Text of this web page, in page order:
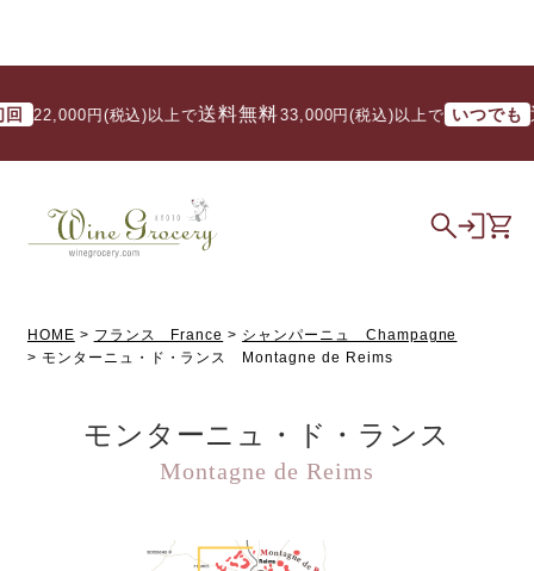
円(税込)以上で送料無料/ 33,000円(税込)以上で いつでも 送料無
HOME フランス France
シャンパーニュ Champagne
モンターニュ・ド・ランス Montagne de Reims
モンターニュ・ド・ランス
Montagne de Reims